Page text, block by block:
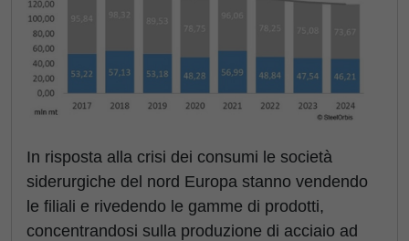
In risposta alla crisi dei consumi le società
siderurgiche del nord Europa stanno vendendo
le filiali e rivedendo le gamme di prodotti,
concentrandosi sulla produzione di acciaio ad